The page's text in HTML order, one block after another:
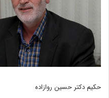
حکیم دکتر حسین روازاده